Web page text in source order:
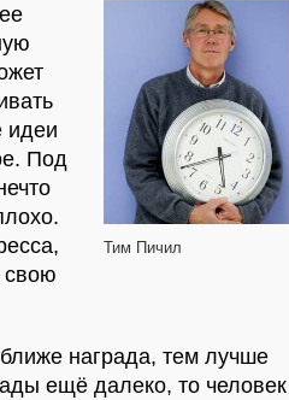
Тим Пичил
идеи
Под
свою
награда, тем лучше
ещё далеко, то человек